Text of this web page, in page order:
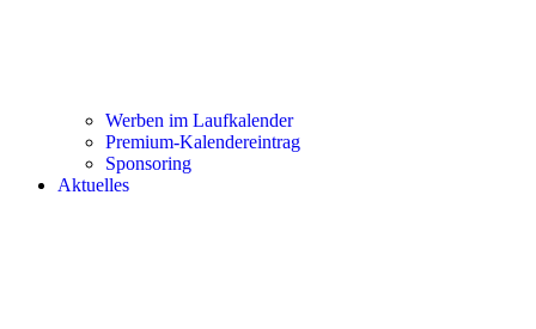
Werben im Laufkalender
Premium-Kalendereintrag
Sponsoring
Aktuelles